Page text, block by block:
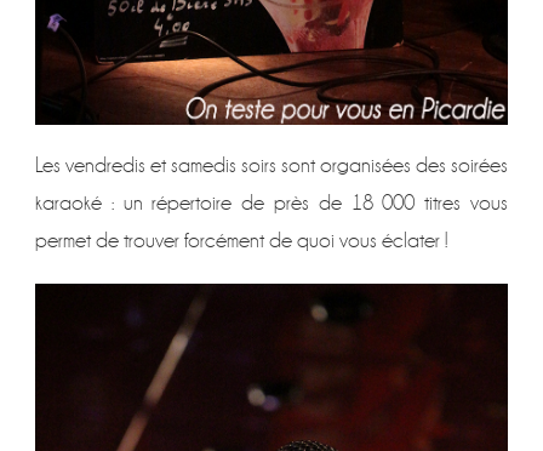
Les vendredis et samedis soirs sont organisées des soirées
karaoké : un répertoire de près de 18 000 titres vous
permet de trouver forcément de quoi vous éclater !